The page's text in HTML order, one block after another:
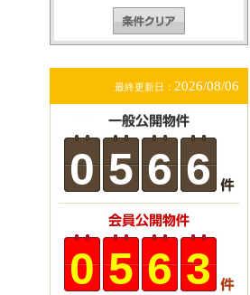
最終更新日： 2026/08/06
0 5 6 6
0 5 6 3